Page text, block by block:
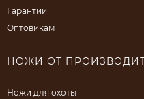
Гарантии
Оптовикам
НОЖИ ОТ
Ножи для охоты